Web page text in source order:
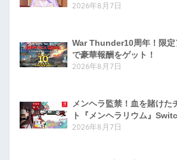
2026年8月7日
War Thunder10周年！限定
で豪華報酬をゲット！
2026年8月7日
メンヘラ監禁！血を賭けた
ト『メンヘラリウム』
2026年8月7日